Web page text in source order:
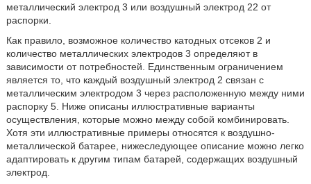
металлический электрод 3 или воздушный электрод 22 от
распорки.
Как правило, возможное количество катодных отсеков 2 и
количество металлических электродов 3 определяют в
зависимости от потребностей. Единственным ограничением
является то, что каждый воздушный электрод 2 связан с
металлическим электродом 3 через расположенную между ними
распорку 5. Ниже описаны иллюстративные варианты
осуществления, которые можно между собой комбинировать.
Хотя эти иллюстративные примеры относятся к воздушно-
металлической батарее, нижеследующее описание можно легко
адаптировать к другим типам батарей, содержащих воздушный
электрод.